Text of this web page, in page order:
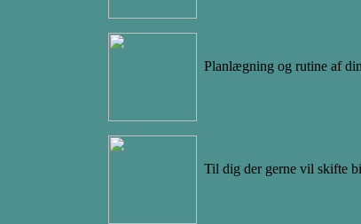
Planlægning og rutine af
Til dig der gerne vil skifte